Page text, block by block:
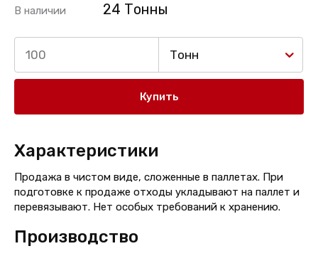
В наличии 24 Тонны
Тонн
Купить
Характеристики
Продажа в чистом виде, сложенные в паллетах. При
подготовке к продаже отходы укладывают на паллет и
перевязывают. Нет особых требований к хранению.
Производство